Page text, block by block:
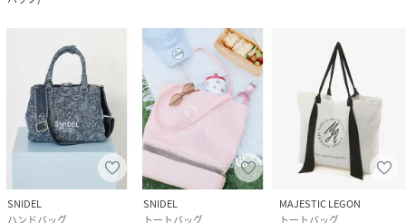
SNIDEL
ハンドバッグ
SNIDEL
トートバッグ
MAJESTIC LEGON
トートバッグ